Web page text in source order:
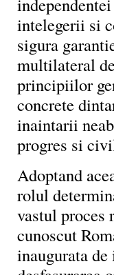
intelegerii si
sigura
multilateral
principiilor
concrete
inaintarii
progres si
Adoptand
rolul
vastul proces
cunoscut
inaugurata